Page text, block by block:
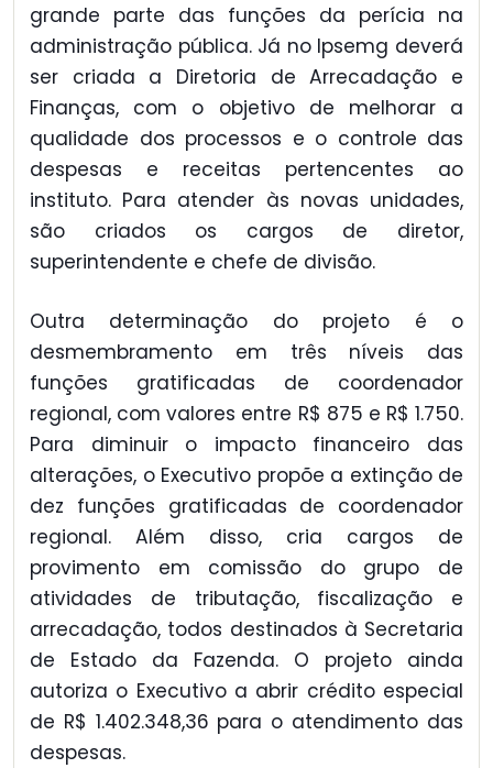
grande parte das funções da perícia na
administração pública. Já no Ipsemg deverá
ser criada a Diretoria de Arrecadação e
Finanças, com o objetivo de melhorar a
qualidade dos processos e o controle das
despesas e receitas pertencentes ao
instituto. Para atender às novas unidades,
são criados os cargos de diretor,
superintendente e chefe de divisão.
Outra determinação do projeto é o
desmembramento em três níveis das
funções gratificadas de coordenador
regional, com valores entre R$ 875 e R$ 1.750.
Para diminuir o impacto financeiro das
alterações, o Executivo propõe a extinção de
dez funções gratificadas de coordenador
regional. Além disso, cria cargos de
provimento em comissão do grupo de
atividades de tributação, fiscalização e
arrecadação, todos destinados à Secretaria
de Estado da Fazenda. O projeto ainda
autoriza o Executivo a abrir crédito especial
de R$ 1.402.348,36 para o atendimento das
despesas.